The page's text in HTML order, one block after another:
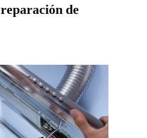
reparación de